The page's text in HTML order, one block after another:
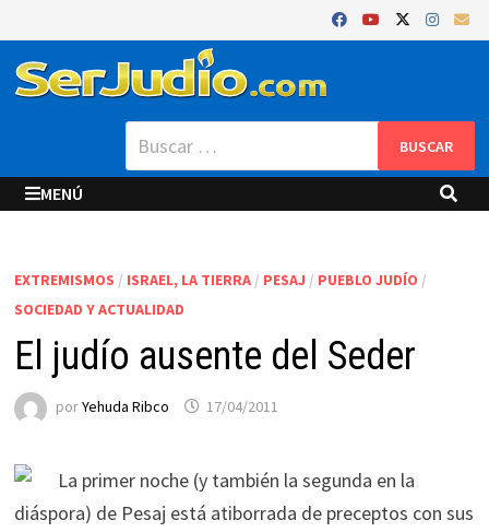
al
contenido
Buscar:
MENÚ
EXTREMISMOS / ISRAEL, LA TIERRA/ PESAJ / PUEBLO JUDÍO /
SOCIEDAD Y ACTUALIDAD
El judío ausente del Seder
porYehuda Ribco 17/04/2011
La primer noche (y también la segunda en la
diáspora) de Pesaj está atiborrada de preceptos con sus